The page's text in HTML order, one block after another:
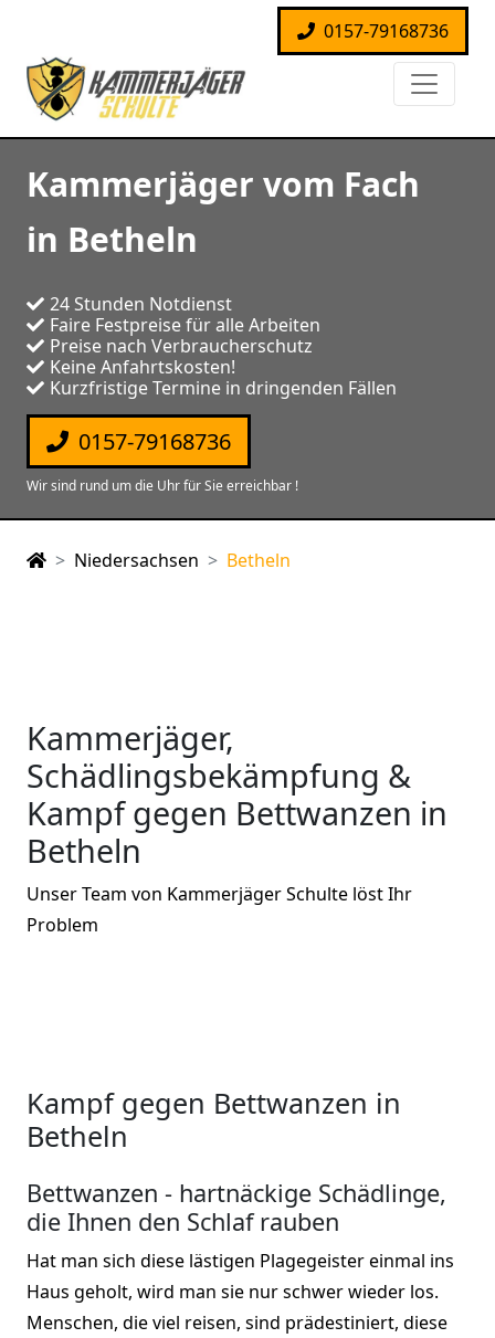
0157-79168736
Kammerjäger vom Fach
in Betheln
24 Stunden Notdienst
Faire Festpreise für alle Arbeiten
Preise nach Verbraucherschutz
Keine Anfahrtskosten!
Kurzfristige Termine in dringenden Fällen
0157-79168736
Wir sind rund um die Uhr für Sie erreichbar !
Niedersachsen Betheln
Kammerjäger,
Schädlingsbekämpfung &
Kampf gegen Bettwanzen in
Betheln
Unser Team von Kammerjäger Schulte löst Ihr
Problem
Kampf gegen Bettwanzen in
Betheln
Bettwanzen - hartnäckige Schädlinge,
die Ihnen den Schlaf rauben
Hat man sich diese lästigen Plagegeister einmal ins
Haus geholt, wird man sie nur schwer wieder los.
Menschen, die viel reisen, sind prädestiniert, diese